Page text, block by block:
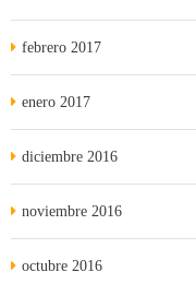
febrero 2017
enero 2017
diciembre 2016
noviembre 2016
octubre 2016